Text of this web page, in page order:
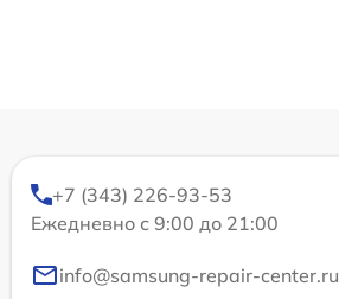
+7 (343) 226-93-53
Ежедневно с 9:00 до 21:00
info@samsung-repair-center.ru